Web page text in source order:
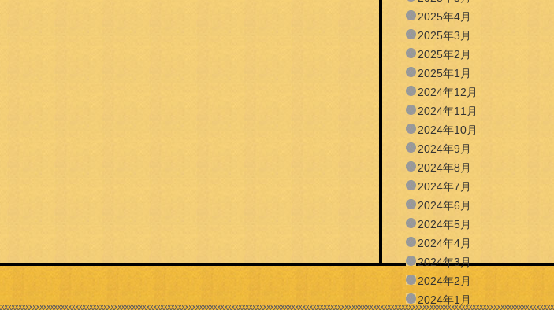
2025年4月
2025年3月
2025年2月
2025年1月
2024年12月
2024年11月
2024年10月
2024年9月
2024年8月
2024年7月
2024年6月
2024年5月
2024年4月
2024年3月
2024年2月
2024年1月